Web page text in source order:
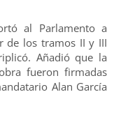
al Parlamento a
de los tramos II y III
Añadió que la
fueron firmadas
Alan García